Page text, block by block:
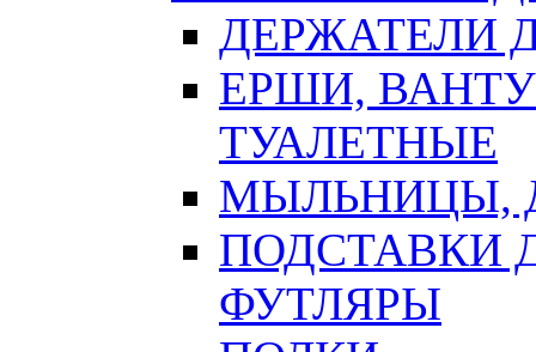
ДЕРЖАТЕЛИ
ЕРШИ,
ТУАЛЕТНЫЕ
МЫЛЬНИЦЫ,
ПОДСТАВКИ
ФУТЛЯРЫ